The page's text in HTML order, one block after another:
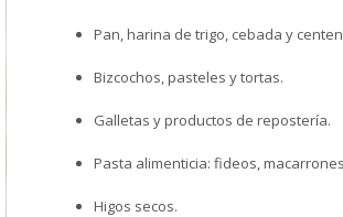
Pan, harina de trigo, cebada y
Bizcochos, pasteles y tortas.
Galletas y productos de repostería.
Pasta alimenticia: fideos,
Higos secos.